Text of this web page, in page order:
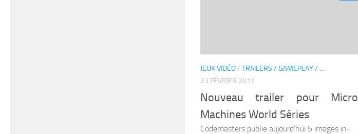
JEUX VIDÉO/ TRAILERS / GAMEPLAY / ...
23 FÉVRIER 2017
Nouveau trailer pour Micro
Machines World Séries
Codemasters publie aujourd’hui 5 images in-